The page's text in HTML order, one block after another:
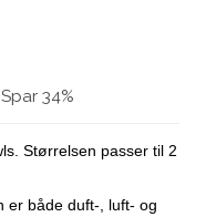
34%
Størrelsen passer til 2
er både duft-, luft- og